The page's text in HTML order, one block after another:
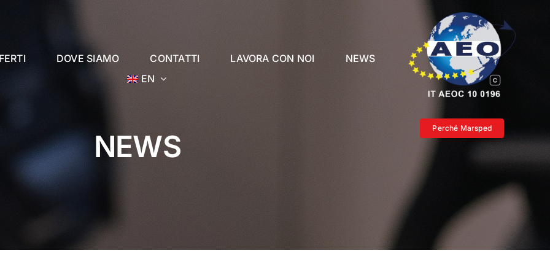
DOVE SIAMO CONTATTI LAVORA CON NOI
NEWS
EN
Perché Marsped
NEWS